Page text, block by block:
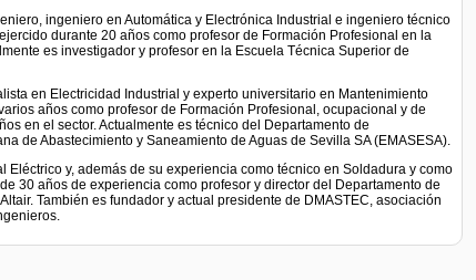
ingeniero en Automática y Electrónica Industrial e ingeniero técnico
durante 20 años como profesor de Formación Profesional en la
es investigador y profesor en la Escuela Técnica Superior de
en Electricidad Industrial y experto universitario en Mantenimiento
años como profesor de Formación Profesional, ocupacional y de
en el sector. Actualmente es técnico del Departamento de
de Abastecimiento y Saneamiento de Aguas de Sevilla SA (EMASESA).
Eléctrico y, además de su experiencia como técnico en Soldadura y como
30 años de experiencia como profesor y director del Departamento de
También es fundador y actual presidente de DMASTEC, asociación